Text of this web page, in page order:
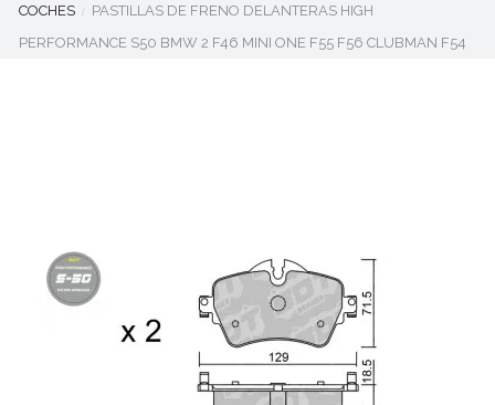
COCHES
PASTILLAS DE FRENO DELANTERAS HIGH
PERFORMANCE S50 BMW 2 F46 MINI ONE F55 F56 CLUBMAN F54